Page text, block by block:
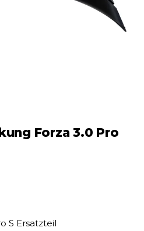
Forza 3.0 Pro
S Ersatzteil